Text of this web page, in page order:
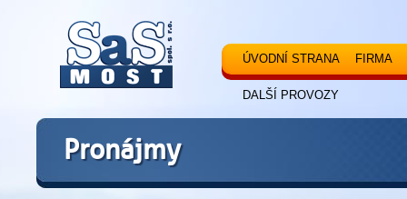
ÚVODNÍ STRANA FIRMA
DALŠÍ PROVOZY
Pronájmy